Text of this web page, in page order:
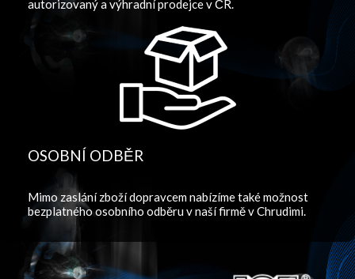
autorizovaný a výhradní prodejce v ČR.
OSOBNÍ ODBĚR
Mimo zaslání zboží dopravcem nabízíme také možnost
bezplatného osobního odběru v naší firmě v Chrudimi.